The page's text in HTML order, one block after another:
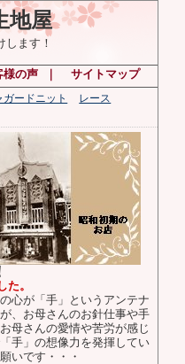
地屋
ます！
様の声 サイトマップ
ガードニット
レース
。
心が「手」というアンテナ
、お母さんのお針仕事や手
母さんの愛情や苦労が感じ
手」の想像力を発揮してい
いです・・・